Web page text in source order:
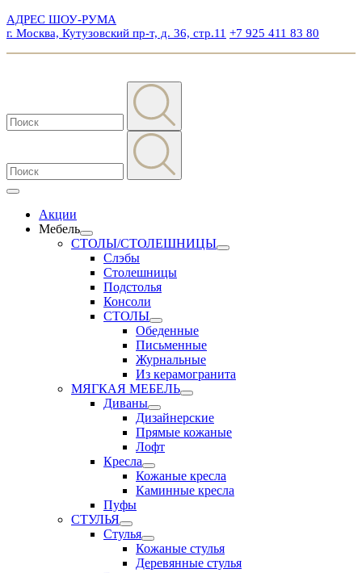
АДРЕС ШОУ-РУМА
г. Москва, Кутузовский пр-т, д. 36, стр.11 +7 925 411 83 80
Акции
Мебель
СТОЛЫ/СТОЛЕШНИЦЫ
Слэбы
Столешницы
Подстолья
Консоли
СТОЛЫ
Обеденные
Письменные
Журнальные
Из керамогранита
МЯГКАЯ МЕБЕЛЬ
Диваны
Дизайнерские
Прямые кожаные
Лофт
Кресла
Кожаные кресла
Каминные кресла
Пуфы
СТУЛЬЯ
Стулья
Кожаные стулья
Деревянные стулья